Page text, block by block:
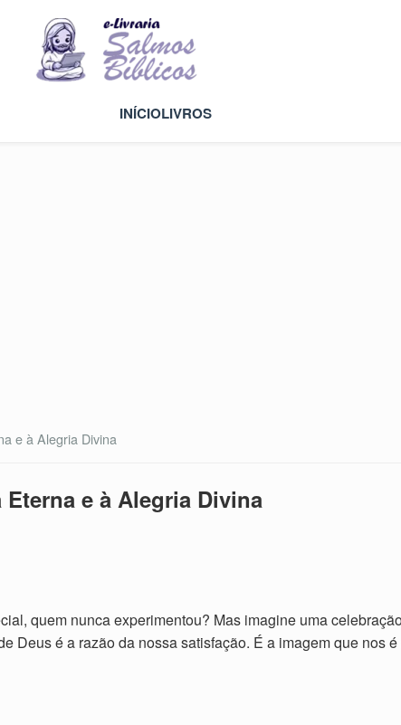
INÍCIOLIVROS
e à Alegria Divina
e à Alegria Divina
quem nunca experimentou? Mas imagine uma
Deus é a razão da nossa satisfação. É a imagem que nos